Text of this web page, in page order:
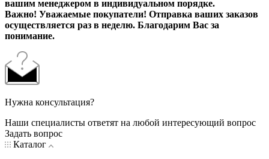
вашим менеджером в индивидуальном порядке.
Важно! Уважаемые покупатели! Отправка ваших заказов
осуществляется раз в неделю. Благодарим Вас за
понимание.
Нужна консультация?
Наши специалисты ответят на любой интересующий вопрос
Задать вопрос
Каталог